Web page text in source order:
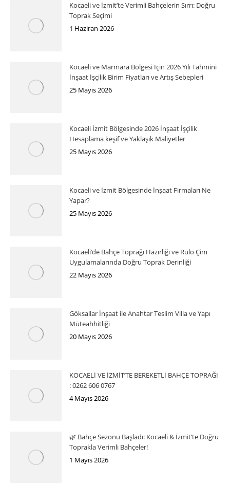
Kocaeli ve İzmit’te Verimli Bahçelerin Sırrı: Doğru
Toprak Seçimi
1 Haziran 2026
Kocaeli ve Marmara Bölgesi İçin 2026 Yılı Tahmini
İnşaat İşçilik Birim Fiyatları ve Artış Sebepleri
25 Mayıs 2026
Kocaeli İzmit Bölgesinde 2026 İnşaat İşçilik
Hesaplama keşif ve Yaklaşık Maliyetler
25 Mayıs 2026
Kocaeli ve İzmit Bölgesinde İnşaat Firmaları Ne
Yapar?
25 Mayıs 2026
Kocaeli’de Bahçe Toprağı Hazırlığı ve Rulo Çim
Uygulamalarında Doğru Toprak Derinliği
22 Mayıs 2026
Göksallar İnşaat ile Anahtar Teslim Villa ve Yapı
Müteahhitliği
20 Mayıs 2026
KOCAELİ VE İZMİT’TE BEREKETLİ BAHÇE TOPRAĞI
: 0262 606 0767
4 Mayıs 2026
🌿 Bahçe Sezonu Başladı: Kocaeli & İzmit’te Doğru
Toprakla Verimli Bahçeler!
1 Mayıs 2026